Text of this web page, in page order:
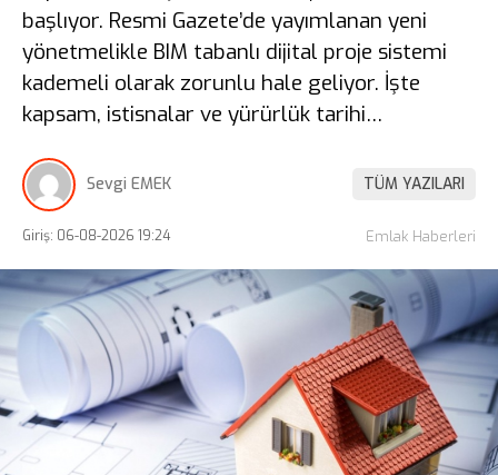
başlıyor. Resmi Gazete’de yayımlanan yeni
yönetmelikle BIM tabanlı dijital proje sistemi
kademeli olarak zorunlu hale geliyor. İşte
kapsam, istisnalar ve yürürlük tarihi…
Sevgi EMEK TÜM YAZILARI
Giriş: 06-08-2026 19:24 Emlak Haberleri